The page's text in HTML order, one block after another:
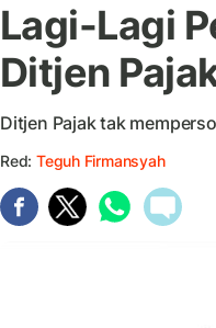
Lagi-Lagi
Ditjen
Ditjen Pajak tak
Red: Teguh Firmansyah